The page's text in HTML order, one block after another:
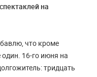
на
что кроме
16-го июня на
тридцать